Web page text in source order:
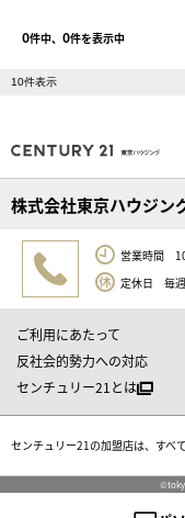
0件中、 0件を表示中
株式会社東京ハウジン
営業時間
定休日 毎
ご利用にあたって
反社会的勢力への対応
センチュリー21とは
センチュリー21の加盟店は、すべ